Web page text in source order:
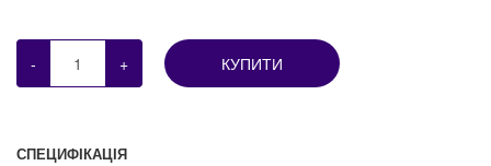
- + КУПИТИ
СПЕЦИФІКАЦІЯ